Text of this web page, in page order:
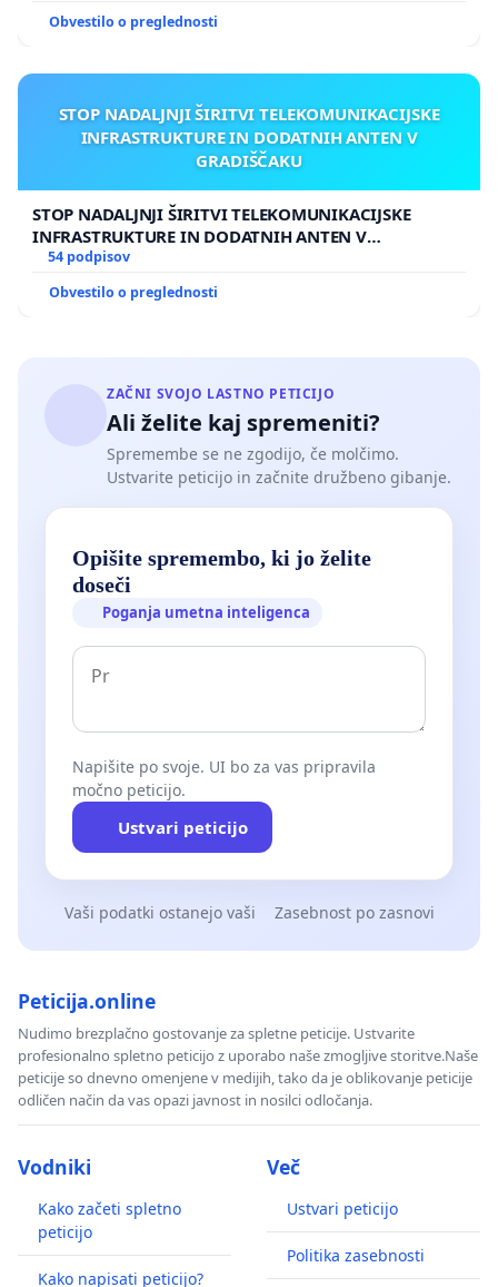
Obvestilo o preglednosti
STOP NADALJNJI ŠIRITVI TELEKOMUNIKACIJSKE
INFRASTRUKTURE IN DODATNIH ANTEN V
GRADIŠČAKU
STOP NADALJNJI ŠIRITVI TELEKOMUNIKACIJSKE
INFRASTRUKTURE IN DODATNIH ANTEN V
GRADIŠČAKU
54 podpisov
Obvestilo o preglednosti
ZAČNI SVOJO LASTNO PETICIJO
Ali želite kaj spremeniti?
Spremembe se ne zgodijo, če molčimo.
Ustvarite peticijo in začnite družbeno gibanje.
Opišite spremembo, ki jo želite
doseči
Poganja umetna inteligenca
Napišite po svoje. UI bo za vas pripravila
močno peticijo.
Ustvari peticijo
Vaši podatki ostanejo vaši Zasebnost po zasnovi
Peticija.online
Nudimo brezplačno gostovanje za spletne peticije. Ustvarite
profesionalno spletno peticijo z uporabo naše zmogljive storitve.Naše
peticije so dnevno omenjene v medijih, tako da je oblikovanje peticije
odličen način da vas opazi javnost in nosilci odločanja.
Vodniki
Kako začeti spletno
peticijo
Kako napisati peticijo?
Več
Ustvari peticijo
Politika zasebnosti